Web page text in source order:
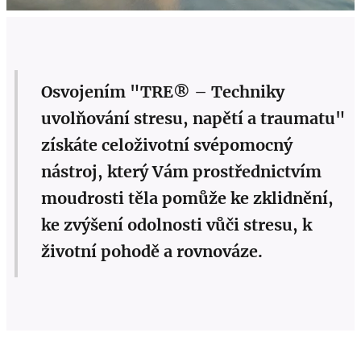
Osvojením "TRE® – Techniky
uvolňování stresu, napětí a traumatu"
získáte celoživotní svépomocný
nástroj, který Vám prostřednictvím
moudrosti těla pomůže ke zklidnění,
ke zvýšení odolnosti vůči stresu, k
životní pohodě a rovnováze.